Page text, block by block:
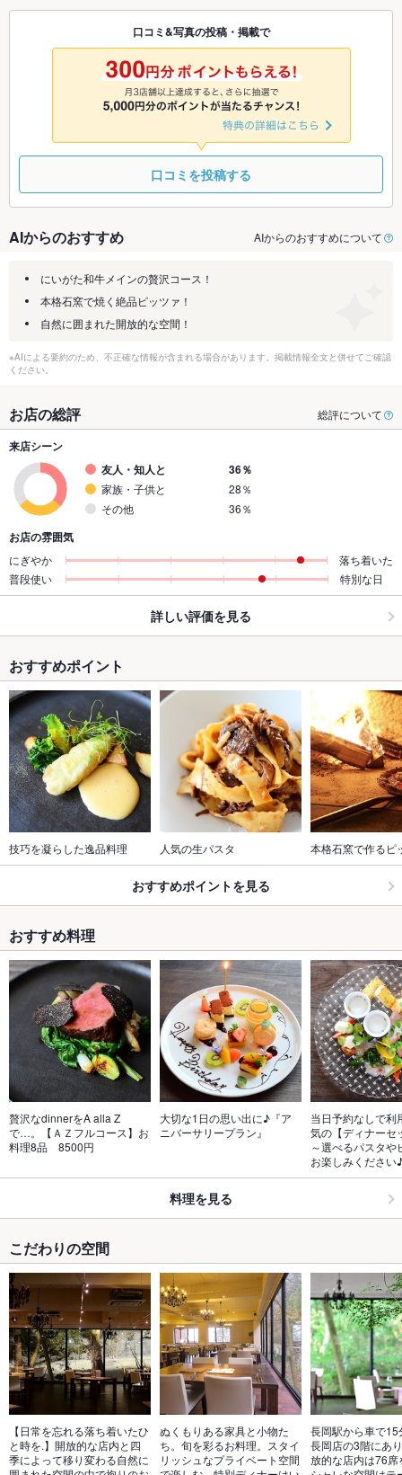
8/30 8/31 9/1
◎
9/2
休
9/3
◎
9/4 9/5
9/8
休 休 ◎ ◎
口コミ&写真の投稿・掲載で
口コミを投稿する
AIからのおすすめ AIからのおすすめについて
にいがた和牛メインの贅沢コース！
本格石窯で焼く絶品ピッツァ！
自然に囲まれた開放的な空間！
※AIによる要約のため、不正確な情報が含まれる場合があります。掲載情報全文と併せてご確認
ください。
お店の総評 総評について
来店シーン
友人・知人と
36％
家族・子供と
28％
その他
36％
お店の雰囲気
にぎやか
落ち着いた
普段使い
特別な日
詳しい評価を見る
おすすめポイント
技巧を凝らした逸品料理 人気の生パスタ 本格石窯で作るピ
おすすめポイントを見る
おすすめ料理
贅沢なdinnerをA alla Z
で…。【ＡＺフルコース】お
料理8品　8500円
大切な1日の思い出に♪『ア
ニバーサリープラン』
当日予約なしで利
気の【ディナーセ
～選べるパスタや
お楽しみください
料理を見る
こだわりの空間
【日常を忘れる落ち着いたひ
と時を.】開放的な店内と四
季によって移り変わる自然に
ぬくもりある家具と小物た
ち。旬を彩るお料理。スタイ
リッシュなプライベート空間
長岡駅から車で15
長岡店の3階にあ
放的な店内は76席